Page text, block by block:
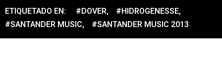
ETIQUETADO EN: #DOVER, #HIDROGENESSE,
#SANTANDER MUSIC, #SANTANDER MUSIC 2013